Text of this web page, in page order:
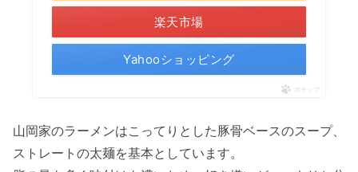
楽天市場
Yahooショッピング
ポチップ
山岡家のラーメンはこってりとした豚骨ベースのスープ、
ストレートの太麺を基本としています。